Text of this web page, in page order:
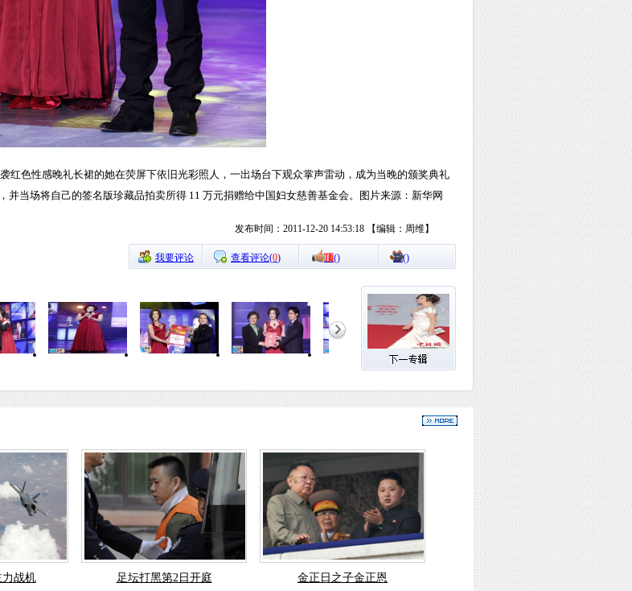
红色性感晚礼长裙的她在荧屏下依旧光彩照人，一出场台下观众掌声雷动，成为当晚的颁奖典礼
当场将自己的签名版珍藏品拍卖所得 11 万元捐赠给中国妇女慈善基金会。图片来源：新华网
发布时间：2011-12-20 14:53:18 【编辑：周维】
我要评论 查看评论(0) 顶() 踩()
力战机 足坛打黑第2日开庭 金正日之子金正恩